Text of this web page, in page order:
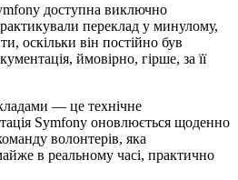
доступна виключно
переклад у минулому,
оскільки він постійно був
ймовірно, гірше, за її
— це технічне
Symfony оновлюється щоденно
волонтерів, яка
в реальному часі, практично